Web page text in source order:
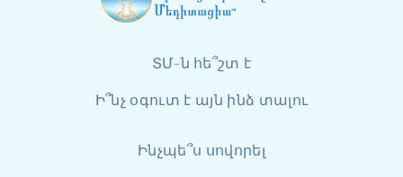
ՏՄ-ն հե՞շտ է
Ի՞նչ օգուտ է այն ինձ տալու
Ինչպե՞ս սովորել